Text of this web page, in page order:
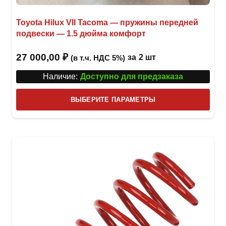
Toyota Hilux VII Tacoma — пружины передней
подвески — 1.5 дюйма комфорт
27 000,00 ₽ (в т.ч. НДС 5%) за 2 шт
Наличие: Доступно для предзаказа
ВЫБЕРИТЕ ПАРАМЕТРЫ
товар